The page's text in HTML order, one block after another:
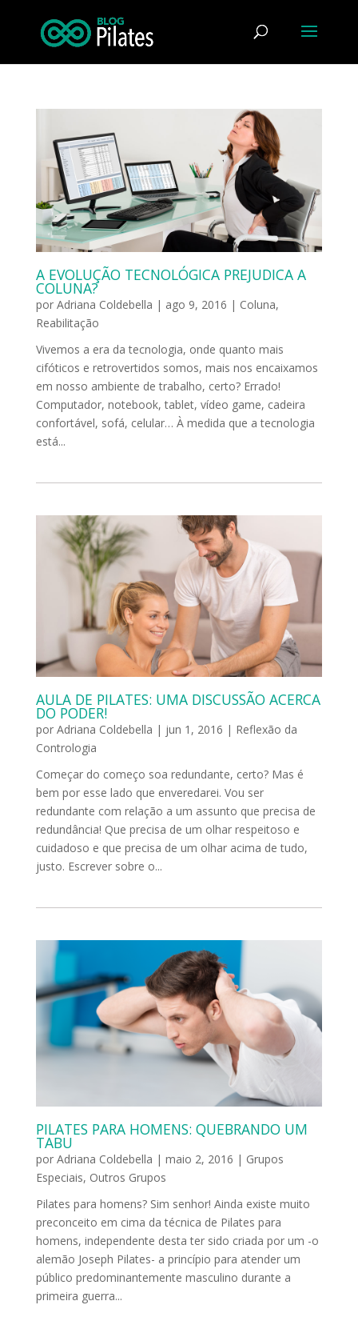
A EVOLUÇÃO TECNOLÓGICA PREJUDICA A
COLUNA?
por Adriana Coldebella | ago 9, 2016 | Coluna,
Reabilitação
Vivemos a era da tecnologia, onde quanto mais
cifóticos e retrovertidos somos, mais nos encaixamos
em nosso ambiente de trabalho, certo? Errado!
Computador, notebook, tablet, vídeo game, cadeira
confortável, sofá, celular… À medida que a tecnologia
está...
AULA DE PILATES: UMA DISCUSSÃO ACERCA
DO PODER!
por Adriana Coldebella | jun 1, 2016 | Reflexão da
Contrologia
Começar do começo soa redundante, certo? Mas é
bem por esse lado que enveredarei. Vou ser
redundante com relação a um assunto que precisa de
redundância! Que precisa de um olhar respeitoso e
cuidadoso e que precisa de um olhar acima de tudo,
justo. Escrever sobre o...
PILATES PARA HOMENS: QUEBRANDO UM
TABU
por Adriana Coldebella | maio 2, 2016 | Grupos
Especiais, Outros Grupos
Pilates para homens? Sim senhor! Ainda existe muito
preconceito em cima da técnica de Pilates para
homens, independente desta ter sido criada por um -o
alemão Joseph Pilates- a princípio para atender um
público predominantemente masculino durante a
primeira guerra...